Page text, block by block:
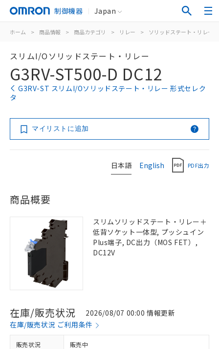
制御機器 Japan
ホーム > 商品情報 > 商品カテゴリ > リレー > ソリッドステート・リレー
スリムI/Oソリッドステート・リレー
G3RV-ST500-D DC12
G3RV-ST スリムI/Oソリッドステート・リレー 形式セレク
タ
マイリストに追加
日本語 English PDF出力
商品概要
スリムソリッドステート・リレー＋
低背ソケット一体型, プッシュイン
Plus端子, DC出力（MOS FET）,
DC12V
在庫/販売状況
2026/08/07 00:00 情報更新
在庫/販売状況 ご利用条件
販売状況 販売中